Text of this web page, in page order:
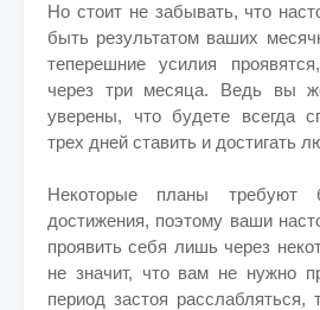
Но стоит не забывать, что
быть результатом ваших
теперешние усилия
через три месяца. Ведь вы
уверены, что будете всегда
трех дней ставить и достигать
Некоторые планы требуют
достижения, поэтому ваши
проявить себя лишь через
не значит, что вам не нужно
период застоя расслабляться,